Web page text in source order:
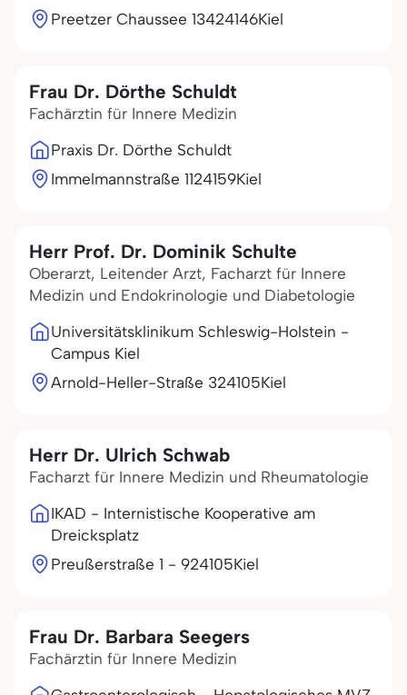
Preetzer Chaussee 13424146Kiel
Frau Dr. Dörthe Schuldt
Fachärztin für Innere Medizin
Praxis Dr. Dörthe Schuldt
Immelmannstraße 1124159Kiel
Herr Prof. Dr. Dominik Schulte
Oberarzt, Leitender Arzt, Facharzt für Innere
Medizin und Endokrinologie und Diabetologie
Universitätsklinikum Schleswig-Holstein -
Campus Kiel
Arnold-Heller-Straße 324105Kiel
Herr Dr. Ulrich Schwab
Facharzt für Innere Medizin und Rheumatologie
IKAD - Internistische Kooperative am
Dreicksplatz
Preußerstraße 1 - 924105Kiel
Frau Dr. Barbara Seegers
Fachärztin für Innere Medizin